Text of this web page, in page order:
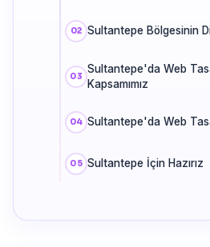
Sultantepe Bölgesinin
Sultantepe'da Web
Kapsamımız
Sultantepe'da Web
Sultantepe İçin Hazırız